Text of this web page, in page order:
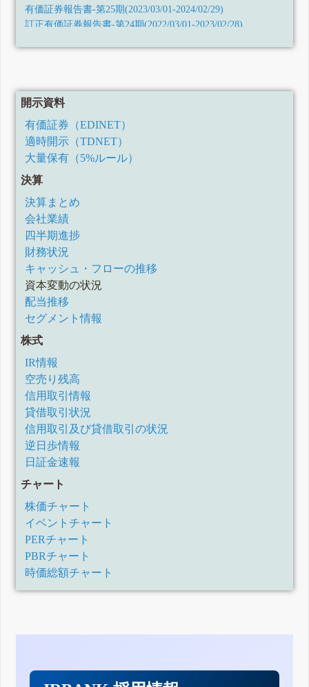
有価証券報告書-第25期(2023/03/01-2024/02/29)
訂正有価証券報告書-第24期(2022/03/01-2023/02/28)
四半期報告書-第25期第2四半期(2023/06/01-2023/08/31)
四半期報告書-第24期第3四半期(2022/09/01-2022/11/30)
四半期報告書-第24期第2四半期(令和4年6月1日-令和4年8月
31日)
四半期報告書-第24期第1四半期(令和4年3月1日-令和4年5月
31日)
有価証券報告書-第23期(令和3年3月1日-令和4年2月28日)
四半期報告書-第23期第3四半期(令和3年9月1日-令和3年11月
30日)
四半期報告書-第23期第2四半期(令和3年6月1日-令和3年8月
31日)
四半期報告書-第23期第1四半期(令和3年3月1日-令和3年5月
31日)
有価証券報告書-第22期(令和2年3月1日-令和3年2月28日)
四半期報告書-第22期第3四半期(令和2年9月1日-令和2年11月
30日)
四半期報告書-第22期第2四半期(令和2年6月1日-令和2年8月
31日)
四半期報告書-第22期第1四半期(令和2年3月1日-令和2年5月
31日)
有価証券報告書-第21期(平成31年3月1日-令和2年2月29日)
11月30日)
訂正四半期報告書-第21期第2四半期(令和1年6月1日-令和1年
8月31日)
四半期報告書-第21期第3四半期(令和1年9月1日-令和1年11月
30日)
四半期報告書-第21期第2四半期(令和1年6月1日-令和1年8月
31日)
四半期報告書-第21期第1四半期(平成31年3月1日-令和1年5月
31日)
四半期報告書-第20期第3四半期(平成30年8月1日-平成30年10
四半期報告書-第20期第2四半期(平成30年5月1日-平成30年7
月31日)
四半期報告書-第20期第1四半期(平成30年2月1日-平成30年4
月30日)
有価証券報告書-第19期(平成29年2月1日-平成30年1月31日)
四半期報告書-第19期第3四半期(平成29年8月1日-平成29年10
月30日)
四半期報告書-第18期第3四半期(平成28年8月1日-平成28年10
開示資料
有価証券（EDINET）
適時開示（TDNET）
大量保有（5%ルール）
決算
決算まとめ
会社業績
四半期進捗
財務状況
キャッシュ・フローの推移
資本変動の状況
配当推移
セグメント情報
株式
IR情報
空売り残高
信用取引情報
貸借取引状況
信用取引及び貸借取引の状況
逆日歩情報
日証金速報
チャート
株価チャート
イベントチャート
PERチャート
PBRチャート
時価総額チャート